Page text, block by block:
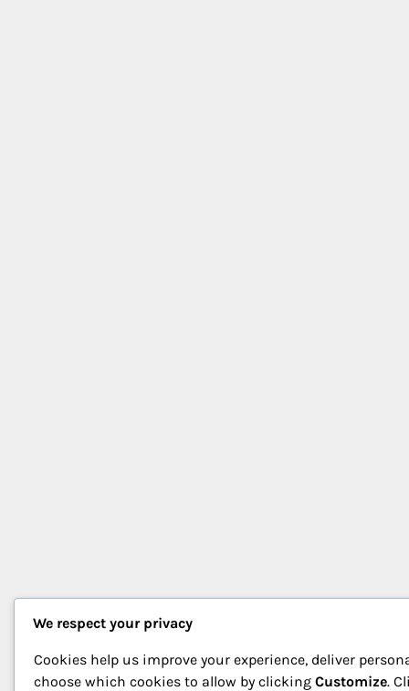
We respect your privacy
Cookies help us improve your experience, deliver
choose which cookies to allow by clicking Customize.